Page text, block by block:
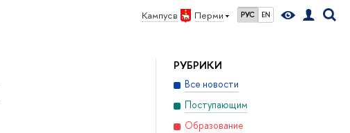
Кампус в Перми РУС EN
РУБРИКИ
Все новости
Поступающим
Образование